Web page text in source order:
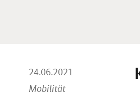
24.06.2021
Mobilität